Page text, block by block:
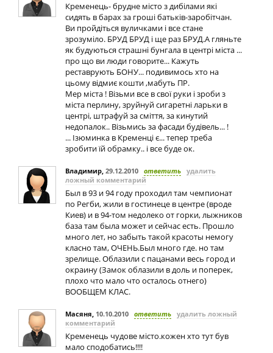
Кременець- брудне місто з дибілами які
сидять в барах за гроші батьків-заробітчан.
Ви пройдіться вуличками і все стане
зрозуміло. БРУД БРУД і ще раз БРУД.А гляньте
як будуються страшні бунгала в центрі міста ...
про що ви люди говорите... Кажуть
реставрують БОНУ... подивимось хто на
цьому відмиє кошти ,мабуть ПР.
Мер міста ! Візьми все в свої руки і зроби з
міста перлину, зруйнуй сигаретні ларьки в
центрі, штрафуй за сміття, за кинутий
недопалок.. Візьмись за фасади будівель... !
... Ізюминка в Кременці є... тепер треба
зробити їй обрамку.. і все буде ок.
Владимир, 29.12.2010 ответить удалить
ложный комментарий
Был в 93 и 94 году проходил там чемпионат
по Регби, жили в гостинеце в центре (вроде
Киев) и в 94-том недолеко от горки, лыжников
база там была может и сейчас есть. Прошло
много лет, но забыть такой красоты немогу
класно там, ОЧЕНЬ.Был много где. но там
зрелище. Облазили с пацанами весь город и
окраину (Замок облазили в доль и поперек,
плохо что мало что осталось отнего)
ВООБЩЕМ КЛАС.
Масяня, 10.10.2010 ответить удалить ложный
комментарий
Кременець чудове місто.кожен хто тут був
мало сподобатись!!!!